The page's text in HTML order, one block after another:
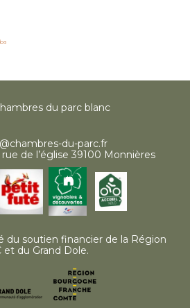
du-parc.fr
de l’église 39100 Monnières
du soutien financier de la Région
et du Grand Dole.